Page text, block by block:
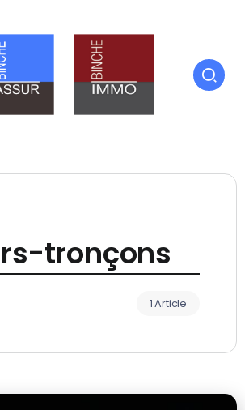
tronçons
1 Article